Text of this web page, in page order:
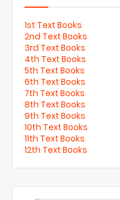
1st Text Books
2nd Text Books
3rd Text Books
4th Text Books
5th Text Books
6th Text Books
7th Text Books
8th Text Books
9th Text Books
10th Text Books
11th Text Books
12th Text Books